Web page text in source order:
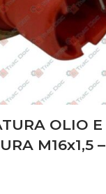
OLIO E
M16x1,5 –